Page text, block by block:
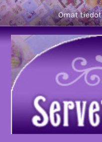
Omat tiedot